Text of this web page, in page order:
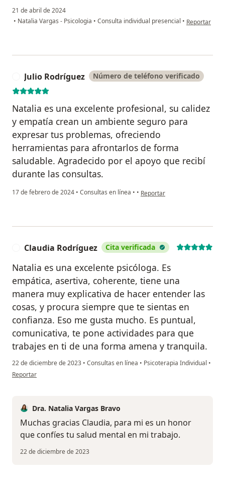
21 de abril de 2024
• Natalia Vargas - Psicologia • Consulta individual presencial • en opinión
Reportar
Julio Rodríguez Número de teléfono verificado
Natalia es una excelente profesional, su calidez
y empatía crean un ambiente seguro para
expresar tus problemas, ofreciendo
herramientas para afrontarlos de forma
saludable. Agradecido por el apoyo que recibí
durante las consultas.
17 de febrero de 2024 • Consultas en línea • • en opinión del usuario Julio
Reportar
Claudia Rodríguez Cita verificada
Natalia es una excelente psicóloga. Es
empática, asertiva, coherente, tiene una
manera muy explicativa de hacer entender las
cosas, y procura siempre que te sientas en
confianza. Eso me gusta mucho. Es puntual,
comunicativa, te pone actividades para que
trabajes en ti de una forma amena y tranquila.
22 de diciembre de 2023 • Consultas en línea • Psicoterapia Individual •
en opinión del usuario Claudia Rodríguez
Reportar
Dra. Natalia Vargas Bravo
Muchas gracias Claudia, para mi es un honor
que confíes tu salud mental en mi trabajo.
22 de diciembre de 2023